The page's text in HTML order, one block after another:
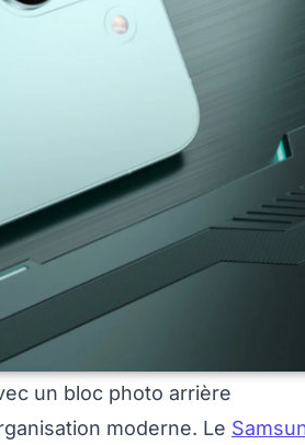
un bloc photo arrière
moderne. Le